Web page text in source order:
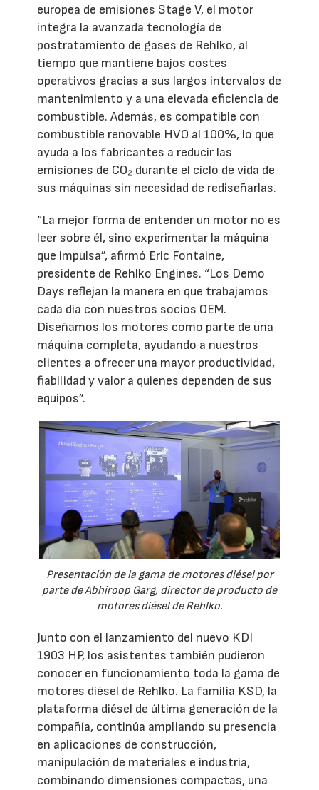
europea de emisiones Stage V, el motor
integra la avanzada tecnología de
postratamiento de gases de Rehlko, al
tiempo que mantiene bajos costes
operativos gracias a sus largos intervalos de
mantenimiento y a una elevada eficiencia de
combustible. Además, es compatible con
combustible renovable HVO al 100%, lo que
ayuda a los fabricantes a reducir las
emisiones de CO₂ durante el ciclo de vida de
sus máquinas sin necesidad de rediseñarlas.
“La mejor forma de entender un motor no es
leer sobre él, sino experimentar la máquina
que impulsa”, afirmó Eric Fontaine,
presidente de Rehlko Engines. “Los Demo
Days reflejan la manera en que trabajamos
cada día con nuestros socios OEM.
Diseñamos los motores como parte de una
máquina completa, ayudando a nuestros
clientes a ofrecer una mayor productividad,
fiabilidad y valor a quienes dependen de sus
equipos”.
Presentación de la gama de motores diésel por
parte de Abhiroop Garg, director de producto de
motores diésel de Rehlko.
Junto con el lanzamiento del nuevo KDI
1903 HP, los asistentes también pudieron
conocer en funcionamiento toda la gama de
motores diésel de Rehlko. La familia KSD, la
plataforma diésel de última generación de la
compañía, continúa ampliando su presencia
en aplicaciones de construcción,
manipulación de materiales e industria,
combinando dimensiones compactas, una